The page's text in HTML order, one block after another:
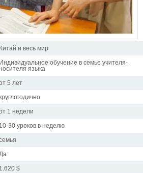
Китай и весь мир
Индивидуальное обучение в семье учителя-
языка
5 лет
1 недели
10-30 уроков в неделю
1.620 $